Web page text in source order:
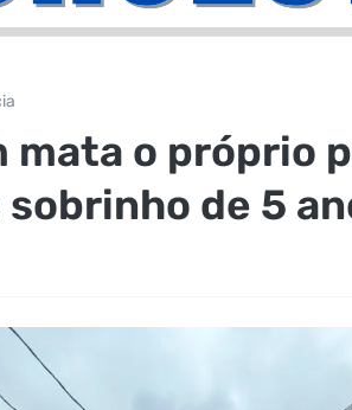
mata o próprio
sobrinho de 5